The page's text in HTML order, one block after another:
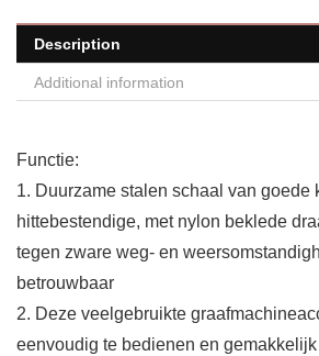
Description
Additional information
Functie:
1. Duurzame stalen schaal van goede
hittebestendige, met nylon beklede
tegen zware weg- en
betrouwbaar
2. Deze veelgebruikte
eenvoudig te bedienen en